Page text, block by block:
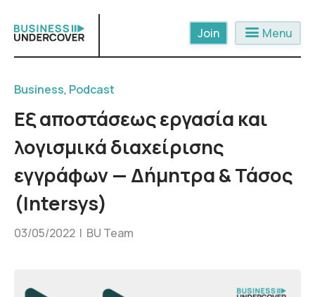
content
menu Menu
Business, Podcast
Εξ αποστάσεως εργασία και
λογισμικά διαχείρισης
εγγράφων — Δήμητρα & Τάσος
(Intersys)
03/05/2022 | BU Team